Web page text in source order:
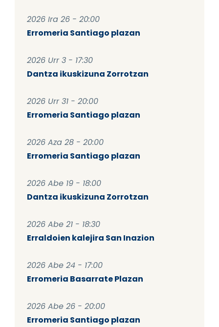
2026 Ira 26 - 20:00
Erromeria Santiago plazan
2026 Urr 3 - 17:30
Dantza ikuskizuna Zorrotzan
2026 Urr 31 - 20:00
Erromeria Santiago plazan
2026 Aza 28 - 20:00
Erromeria Santiago plazan
2026 Abe 19 - 18:00
Dantza ikuskizuna Zorrotzan
2026 Abe 21 - 18:30
Erraldoien kalejira San Inazion
2026 Abe 24 - 17:00
Erromeria Basarrate Plazan
2026 Abe 26 - 20:00
Erromeria Santiago plazan